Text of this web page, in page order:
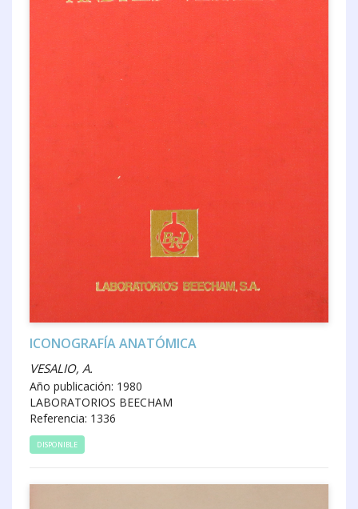
ICONOGRAFÍA ANATÓMICA
VESALIO, A.
Año publicación: 1980
LABORATORIOS BEECHAM
Referencia: 1336
DISPONIBLE